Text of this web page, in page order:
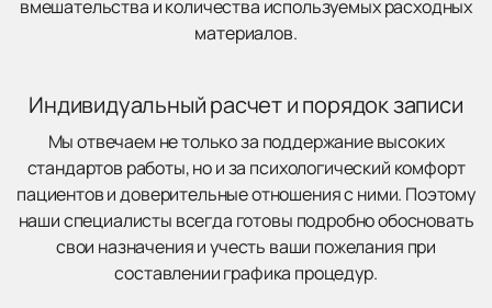
вмешательства и количества используемых расходных
материалов.
Индивидуальный расчет и порядок записи
Мы отвечаем не только за поддержание высоких
стандартов работы, но и за психологический комфорт
пациентов и доверительные отношения с ними. Поэтому
наши специалисты всегда готовы подробно обосновать
свои назначения и учесть ваши пожелания при
составлении графика процедур.